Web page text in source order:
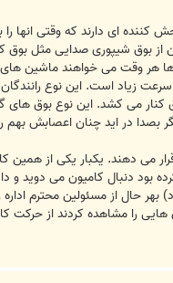
ای دارند که وقتی انها را
من از بوق شیپوری صدایی
هر وقت می خواهند ماشین
سرعت زیاد است. این نوع
کنار می کشد. این نوع بوق
بصدا در اید چنان اعصابش
می دهند. یکبار یکی از
دنبال کامیون می دوید و
از مسئولین محترم اداره
را مشاهده کردند از حرکت